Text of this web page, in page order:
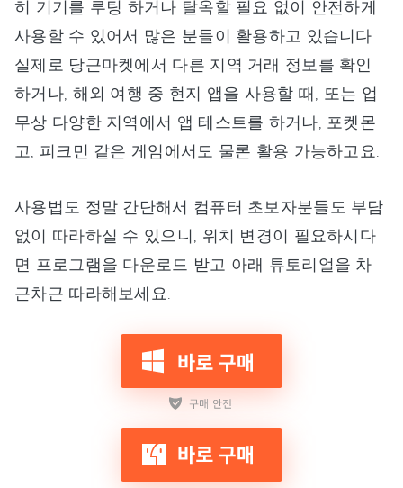
히 기기를 루팅 하거나 탈옥할 필요 없이 안전하게
사용할 수 있어서 많은 분들이 활용하고 있습니다.
실제로 당근마켓에서 다른 지역 거래 정보를 확인
하거나, 해외 여행 중 현지 앱을 사용할 때, 또는 업
무상 다양한 지역에서 앱 테스트를 하거나, 포켓몬
고, 피크민 같은 게임에서도 물론 활용 가능하고요.
사용법도 정말 간단해서 컴퓨터 초보자분들도 부담
없이 따라하실 수 있으니, 위치 변경이 필요하시다
면 프로그램을 다운로드 받고 아래 튜토리얼을 차
근차근 따라해보세요.